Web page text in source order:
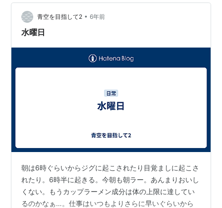
す。そのうえ、ある程度の音感はもっているので、 自分
の音がずれていることが自分でわかる⇒自分の歌が下手
なことがわかる⇒自信がなくなる⇒楽しくない⇒練習しな
青空を目指して2 • 6年前
水曜日
朝は6時ぐらいからジグに起こされたり目覚ましに起こさ
れたり。6時半に起きる。今朝も朝ラー。あんまりおいし
くない。もうカップラーメン成分は体の上限に達してい
るのかなぁ…。仕事はいつもよりさらに早いぐらいから